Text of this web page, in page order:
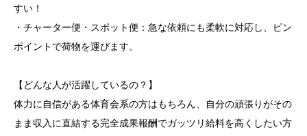
すい！
・チャーター便・スポット便：急な依頼にも柔軟に対応し、ピン
ポイントで荷物を運びます。
【どんな人が活躍しているの？】
体力に自信がある体育会系の方はもちろん、自分の頑張りがその
まま収入に直結する完全成果報酬でガッツリ給料を高くしたい方